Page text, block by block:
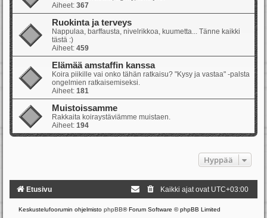
Aiheet: 367
Ruokinta ja terveys
Nappulaa, barffausta, nivelrikkoa, kuumetta... Tänne kaikki
tästä :)
Aiheet: 459
Elämää amstaffin kanssa
Koira piikille vai onko tähän ratkaisu? "Kysy ja vastaa" -palsta
ongelmien ratkaisemiseksi.
Aiheet: 181
Muistoissamme
Rakkaita koiraystäviämme muistaen.
Aiheet: 194
Hyppää
Etusivu Kaikki ajat ovat UTC+03:00
Keskustelufoorumin ohjelmisto phpBB® Forum Software © phpBB Limited